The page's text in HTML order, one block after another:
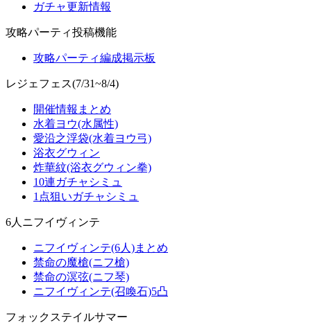
ガチャ更新情報
攻略パーティ投稿機能
攻略パーティ編成掲示板
レジェフェス(7/31~8/4)
開催情報まとめ
水着ヨウ(水属性)
愛沿之浮袋(水着ヨウ弓)
浴衣グウィン
炸華紋(浴衣グウィン拳)
10連ガチャシミュ
1点狙いガチャシミュ
6人ニフイヴィンテ
ニフイヴィンテ(6人)まとめ
禁命の魔槍(ニフ槍)
禁命の溟弦(ニフ琴)
ニフイヴィンテ(召喚石)5凸
フォックステイルサマー